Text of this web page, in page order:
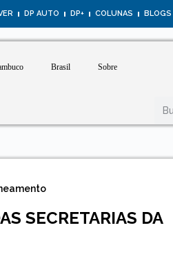
DP AUTO DP+ COLUNAS BLOGS
Brasil Sobre
SECRETARIAS DA